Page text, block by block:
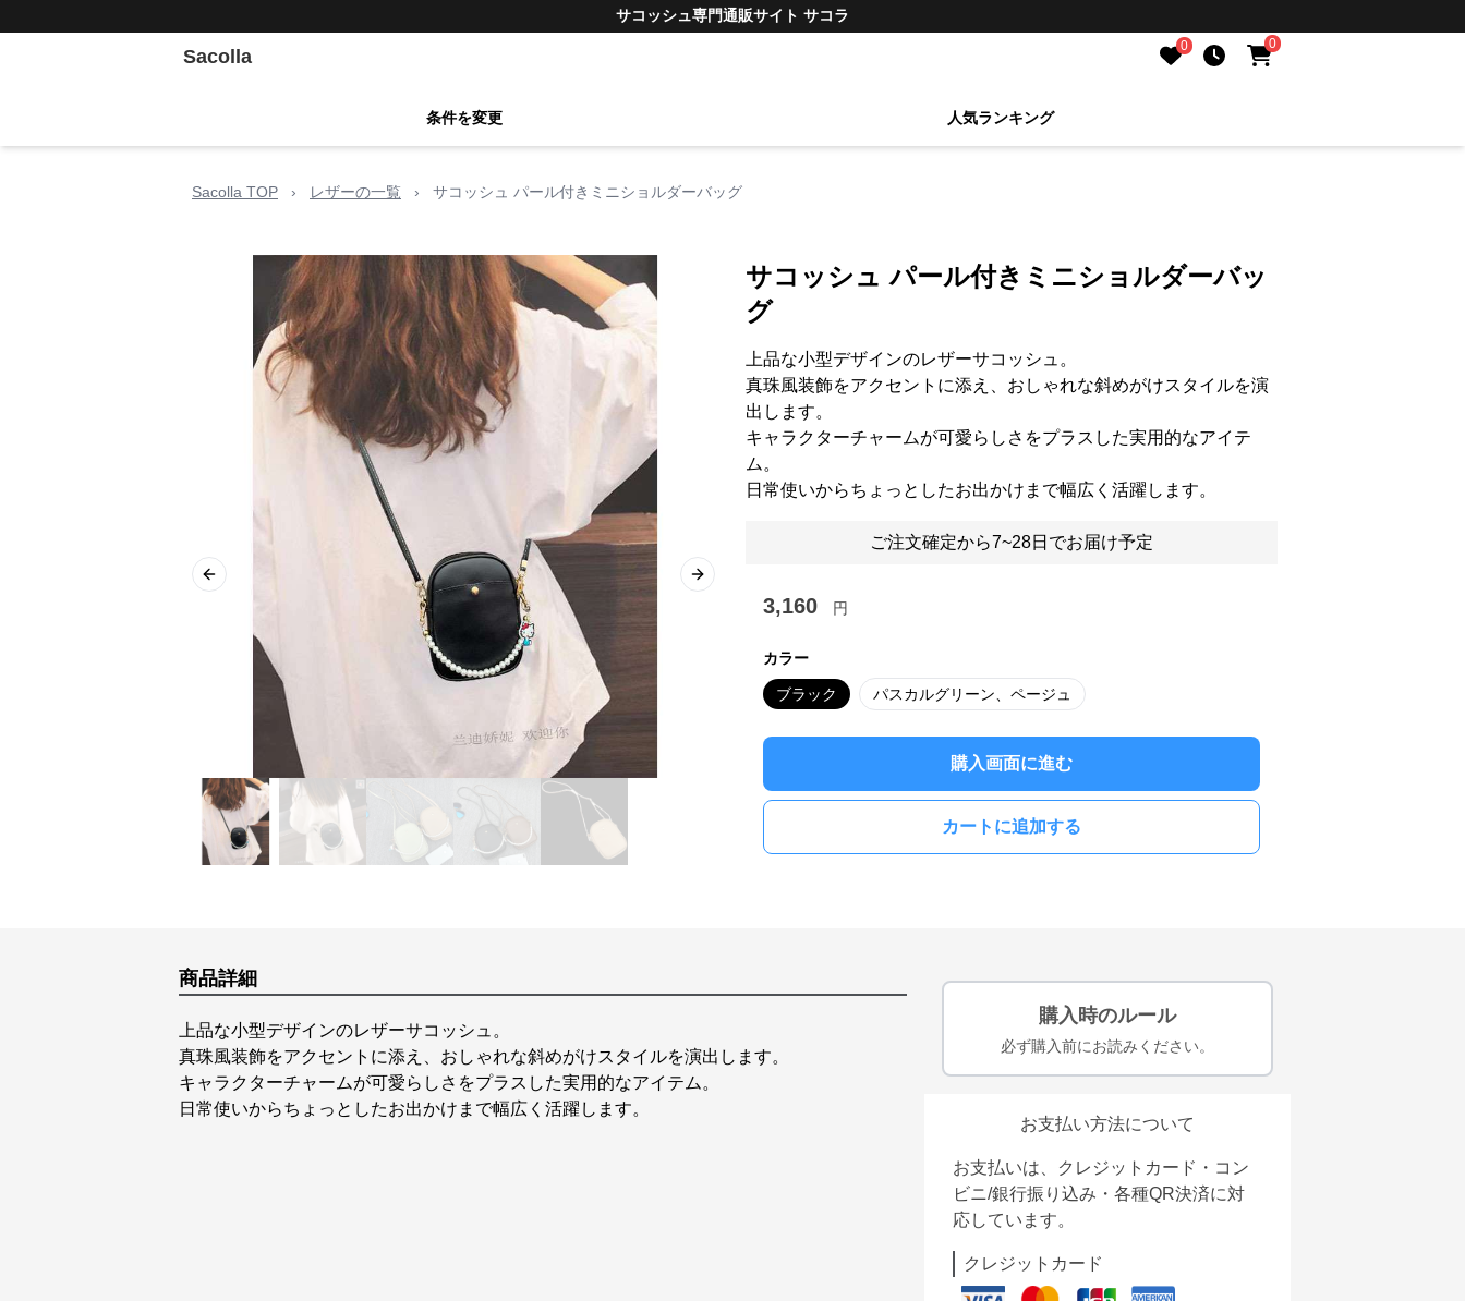
サコッシュ専門通販サイト サコラ
Sacolla 0 0
条件を変更 人気ランキング
Sacolla TOP › レザーの一覧 › サコッシュ パール付きミニショルダーバッグ
Previous slide Next slide
サコッシュ パール付きミニショルダーバッ
グ
上品な小型デザインのレザーサコッシュ。
真珠風装飾をアクセントに添え、おしゃれな斜めがけスタイルを演
出します。
キャラクターチャームが可愛らしさをプラスした実用的なアイテ
ム。
日常使いからちょっとしたお出かけまで幅広く活躍します。
ご注文確定から7~28日でお届け予定
3,160 円
カラー
ブラック パスカルグリーン、ページュ
購入画面に進む
カートに追加する
商品詳細
上品な小型デザインのレザーサコッシュ。
真珠風装飾をアクセントに添え、おしゃれな斜めがけスタイルを演出します。
キャラクターチャームが可愛らしさをプラスした実用的なアイテム。
日常使いからちょっとしたお出かけまで幅広く活躍します。
購入時のルール
必ず購入前にお読みください。
お支払い方法について
お支払いは、クレジットカード・コン
ビニ/銀行振り込み・各種QR決済に対
応しています。
クレジットカード